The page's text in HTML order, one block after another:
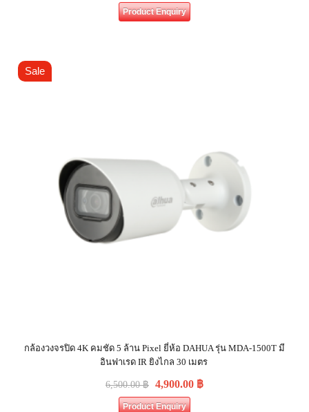
Product Enquiry
Sale
กล้องวงจรปิด 4K คมชัด 5 ล้าน Pixel ยี่ห้อ DAHUA รุ่น MDA-1500T มี
อินฟาเรด IR ยิงไกล 30 เมตร
6,500.00฿ 4,900.00 ฿
Product Enquiry